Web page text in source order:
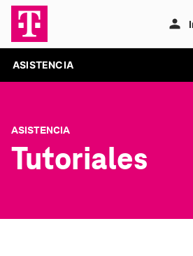
ASISTENCIA
ASISTENCIA
Tutoriales